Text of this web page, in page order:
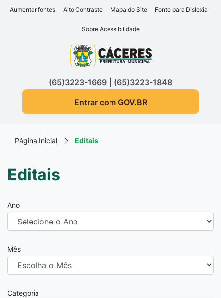
Seção de atalhos e links
Ir para o conteúdo [alt+1]
Ir para o rodapé [alt+4]
Aumentar fontes Alto Contraste Mapa do Site Fonte para Dislexia
Sobre Acessibilidade
Seção do menu principal
(65)3223-1669
(65)3223-1848
Entrar com GOV.BR
Página Inicial Editais
Editais
Ano
Mês
Categoria